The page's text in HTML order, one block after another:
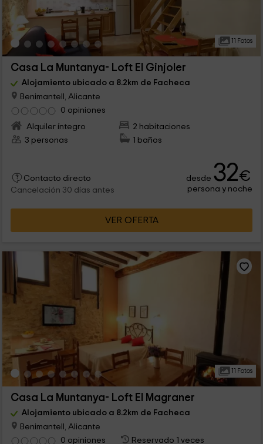
11 Fotos
Casa La Muntanya- Loft El Ginjoler
Alojamiento ubicado a 8.2km de Facheca
Benimantell, Alicante
0 opiniones
Alquiler íntegro
2 habitaciones
3 personas
1 baños
Contacto directo
Cancelación 30 días antes
desde 32€
persona y noche
VER OFERTA
11 Fotos
Casa La Muntanya- Loft El Magraner
Alojamiento ubicado a 8.2km de Facheca
Benimantell, Alicante
0 opiniones
Reservado 1 veces